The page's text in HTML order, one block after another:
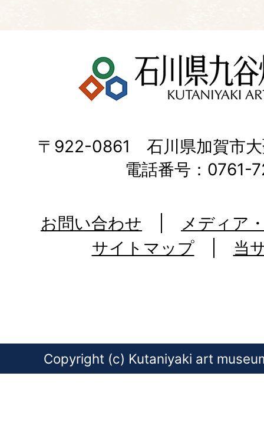
〒922-0861 石川県加賀市大
電話番号：0761-
お問い合わせ
メディア
サイトマップ
当
Copyright (c) Kutaniyaki art